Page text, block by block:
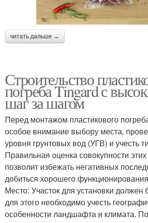
читать дальше →
Строительство
погреба Tingard с
шаг за шагом
Перед монтажом пластикового
особое внимание выбору места,
уровня грунтовых вод (УГВ) и учесть
Правильная оценка совокупности
позволит избежать негативных
добиться хорошего
Место: Участок для установки должен
для этого необходимо учесть
особенности ландшафта и климата.